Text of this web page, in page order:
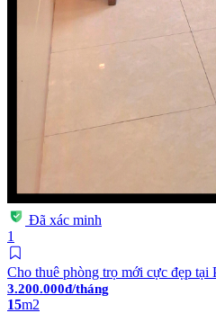
Đã xác minh
1
Cho thuê phòng trọ mới cực đẹp
3.200.000đ/tháng
15m2